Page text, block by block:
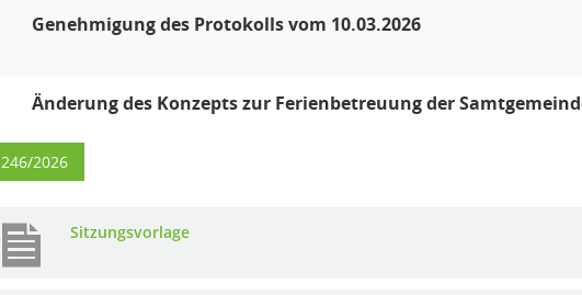
Genehmigung des Protokolls vom 10.03.2026
Änderung des Konzepts zur Ferienbetreuung der
246/2026
Sitzungsvorlage